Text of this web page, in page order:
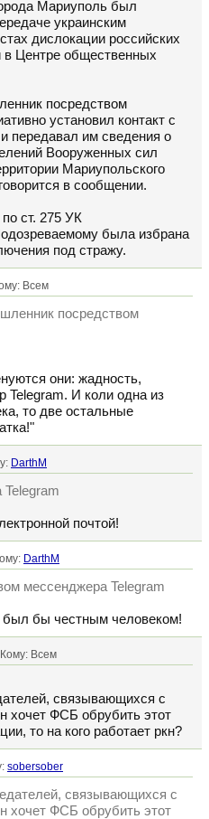
Мариуполь был
украинским
дислокации российских
Центре общественных
посредством
установил контакт с
передавал им сведения о
Вооруженных сил
Мариупольского
в сообщении.
ст. 275 УК
была избрана
под стражу.
Всем
посредством
они: жадность,
Telegram. И коли одна из
то две остальные
DarthM
почтой!
DarthM
мессенджера Telegram
был бы честным человеком!
Всем
связывающихся с
хочет ФСБ обрубить этот
то на кого работает ркн?
sobersober
связывающихся с
хочет ФСБ обрубить этот